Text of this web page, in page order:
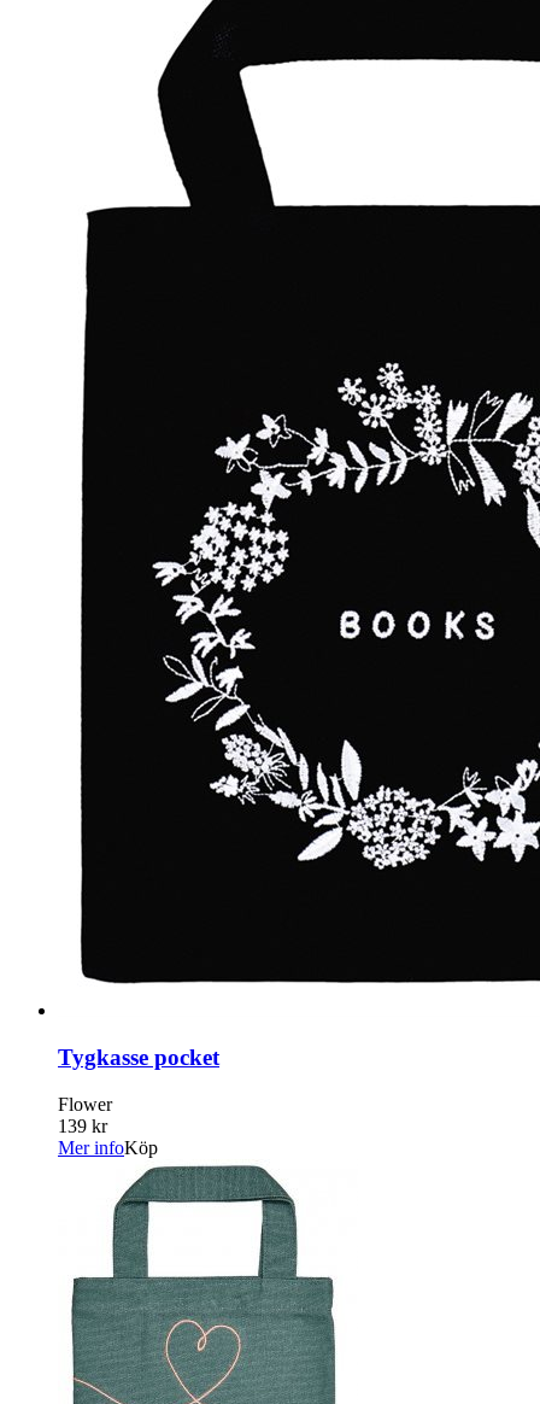
Tygkasse pocket
Flower
139 kr
Mer infoKöp